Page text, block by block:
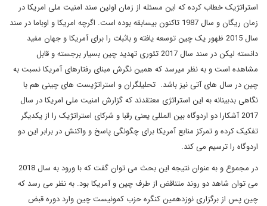
استراتژیک خطاب کرده که این مسئله از زمان اولین سند امنیت ملی امریکا در
زمان ریگان و سال 1987 تاکنون بی­سابقه بوده است. اگرچه امریکا و اوباما در سند
سال 2015 ظهور یک چین توسعه یافته و باثبات را برای آمریکا و جهان مفید
دانسته لیکن در سند سال 2017 تئوری تهدید چین بسیار برجسته و قابل
مشاهده است و به نظر می­رسد که همین نگرش مبنای رفتارهای آمریکا نسبت به
چین در سال های آتی نیز باشد. تحلیلگران و استراتژیست های چینی هم با
نگاهی بدبینانه به این استراتژی معتقدند که گزارش امنیت ملی امریکا در سال
2017 آشکارا دو اردوگاه بین المللی یعنی رقبا و شرکای استراتژیک را از یکدیگر
تفکیک کرده و تمرکز منابع آمریکا برای چگونگی پاسخ و واکنش در برابر این دو
اردوگاه را ترسیم می کند.
در مجموع و به عنوان نتیجه این بحث می­ توان گفت که با ورود به سال 2018
می ­توان شاهد دو روند متناقض از طرف چین و آمریکا بود. به نظر می ­رسد که
چین پس از برگزاری نوزدهمین کنگره حزب کمونیست چین وارد دوره قبض